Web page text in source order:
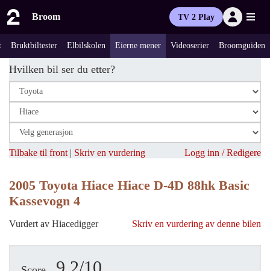
Broom TV 2 Play
Bruktbiltester Elbilskolen Eierne mener Videoserier Broomguiden
Hvilken bil ser du etter?
Tilbake til front | Skriv en vurdering Logg inn / Redigere
2005 Toyota Hiace Hiace D-4D 88hk Basic
Kassevogn 4
Vurdert av Hiacedigger Skriv en vurdering av denne bilen